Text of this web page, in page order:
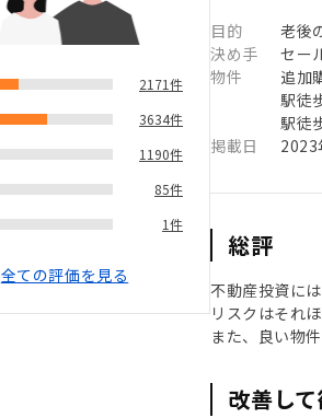
2171件
3634件
1190件
85件
1件
全ての評価を見る
目的
老後
決め手
セー
物件
追加
駅徒
駅徒
掲載日
2023
総評
不動産投資に
リスクはそれ
また、良い物
改善し